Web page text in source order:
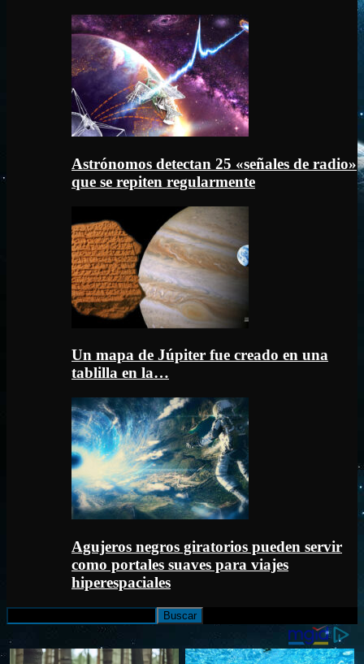
Astrónomos detectan 25 «señales de radio»
que se repiten regularmente
Un mapa de Júpiter fue creado en una
tablilla en la…
Agujeros negros giratorios pueden servir
como portales suaves para viajes
hiperespaciales